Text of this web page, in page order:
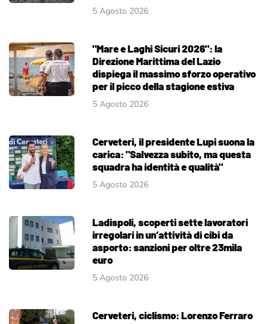
5 Agosto 2026
"Mare e Laghi Sicuri 2026": la
Direzione Marittima del Lazio
dispiega il massimo sforzo operativo
per il picco della stagione estiva
5 Agosto 2026
Cerveteri, il presidente Lupi suona la
carica: "Salvezza subito, ma questa
squadra ha identità e qualità"
5 Agosto 2026
Ladispoli, scoperti sette lavoratori
irregolari in un’attività di cibi da
asporto: sanzioni per oltre 23mila
euro
5 Agosto 2026
Cerveteri, ciclismo: Lorenzo Ferraro